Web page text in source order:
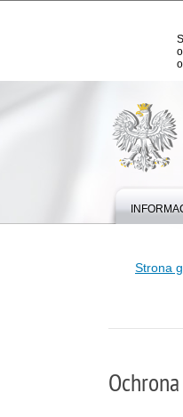
Strona